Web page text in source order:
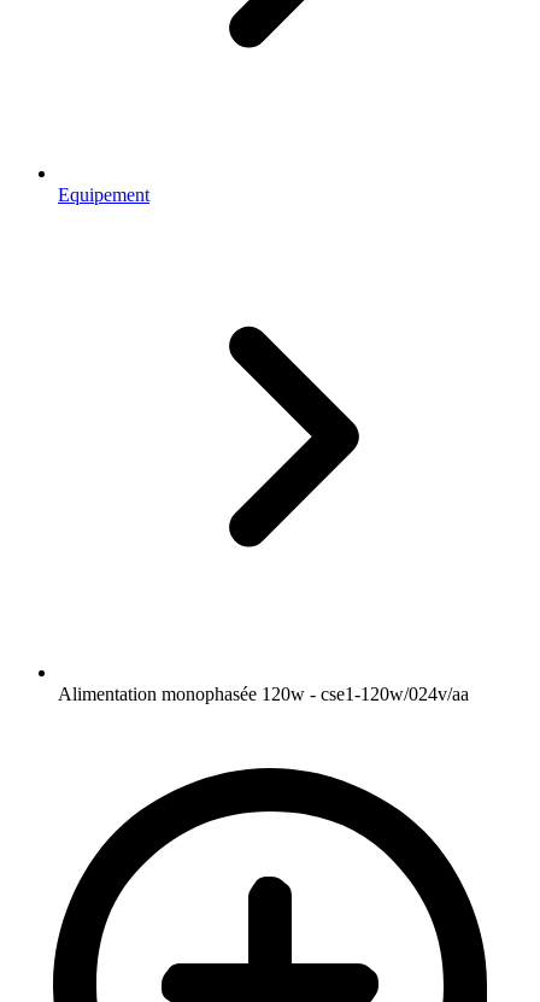
Equipement
Alimentation monophasée 120w - cse1-120w/024v/aa